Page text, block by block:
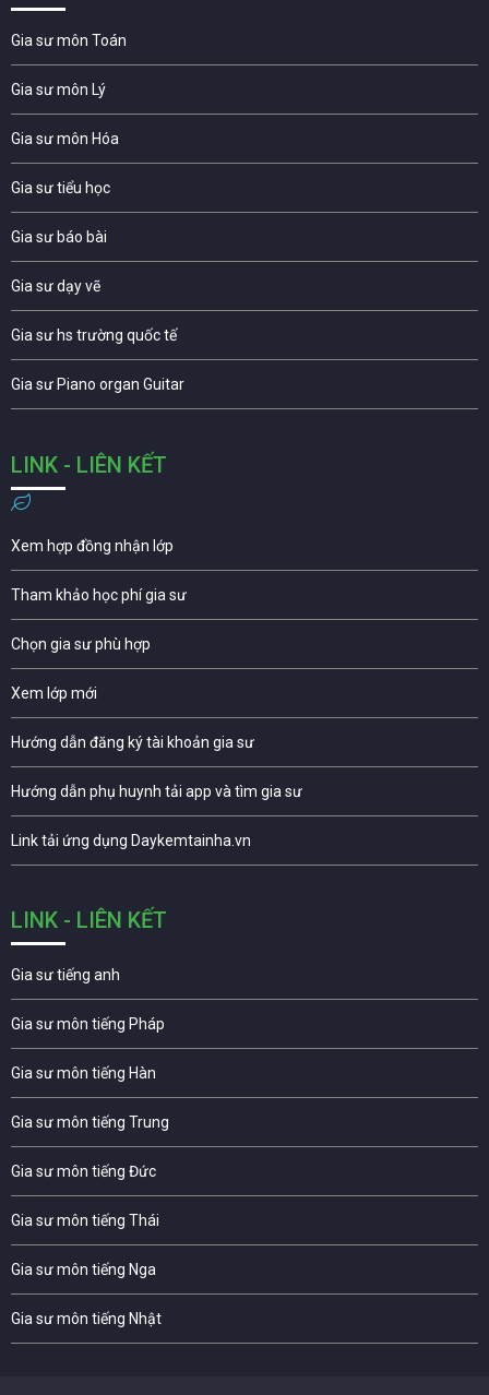
Gia sư môn Toán
Gia sư môn Lý
Gia sư môn Hóa
Gia sư tiểu học
Gia sư báo bài
Gia sư dạy vẽ
Gia sư hs trường quốc tế
Gia sư Piano organ Guitar
LINK - LIÊN KẾT
Xem hợp đồng nhận lớp
Tham khảo học phí gia sư
Chọn gia sư phù hợp
Xem lớp mới
Hướng dẫn đăng ký tài khoản gia sư
Hướng dẫn phụ huynh tải app và tìm gia sư
Link tải ứng dụng Daykemtainha.vn
LINK - LIÊN KẾT
Gia sư tiếng anh
Gia sư môn tiếng Pháp
Gia sư môn tiếng Hàn
Gia sư môn tiếng Trung
Gia sư môn tiếng Đức
Gia sư môn tiếng Thái
Gia sư môn tiếng Nga
Gia sư môn tiếng Nhật